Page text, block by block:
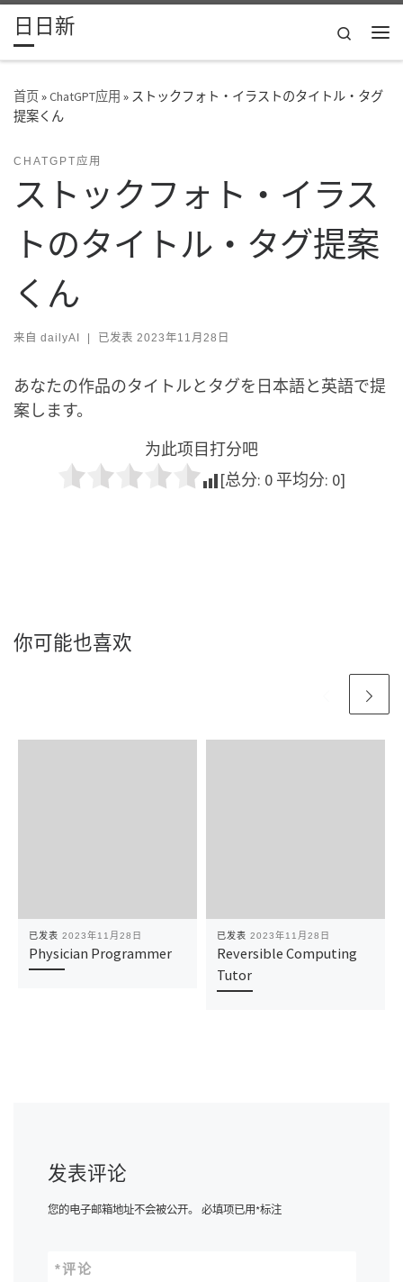
Skip to content
日日新
Search
首页»ChatGPT应用 » ストックフォト・イラストのタイトル・タグ
提案くん
CHATGPT应用
ストックフォト・イラス
トのタイトル・タグ提案
くん
来自 dailyAI | 已发表 2023年11月28日
あなたの作品のタイトルとタグを日本語と英語で提
案します。
为此项目打分吧
[总分: 0 平均分: 0]
你可能也喜欢
已发表 2023年11月28日
Physician Programmer
已发表 2023年11月28日
Reversible Computing
Tutor
发表评论
您的电子邮箱地址不会被公开。 必填项已用*标注
评论
*